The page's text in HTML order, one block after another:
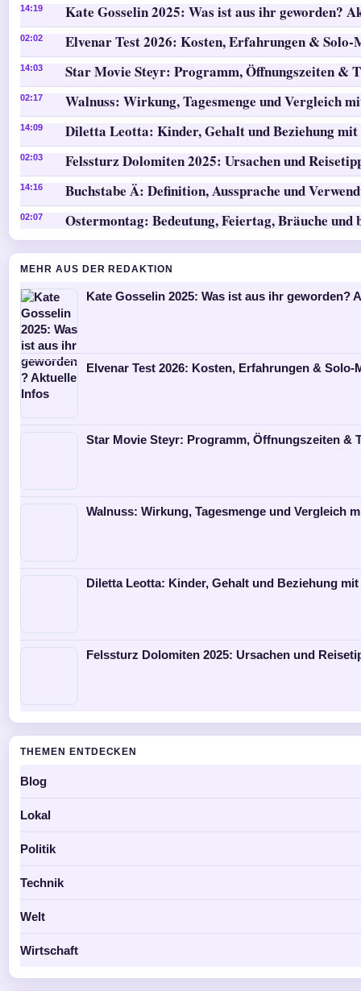
14:19 Kate Gosselin 2025: Was ist aus ihr geworden?
02:02 Elvenar Test 2026: Kosten, Erfahrungen & Solo-
14:03 Star Movie Steyr: Programm, Öffnungszeiten &
02:17 Walnuss: Wirkung, Tagesmenge und Vergleich
14:09 Diletta Leotta: Kinder, Gehalt und Beziehung
02:03 Felssturz Dolomiten 2025: Ursachen und
14:16 Buchstabe Ä: Definition, Aussprache und
02:07 Ostermontag: Bedeutung, Feiertag, Bräuche und
MEHR AUS DER REDAKTION
Kate Gosselin 2025: Was ist aus ihr geworden?
Elvenar Test 2026: Kosten, Erfahrungen & Solo-
Star Movie Steyr: Programm, Öffnungszeiten &
Walnuss: Wirkung, Tagesmenge und Vergleich
Diletta Leotta: Kinder, Gehalt und Beziehung
Felssturz Dolomiten 2025: Ursachen und
THEMEN ENTDECKEN
Blog
Lokal
Politik
Technik
Welt
Wirtschaft